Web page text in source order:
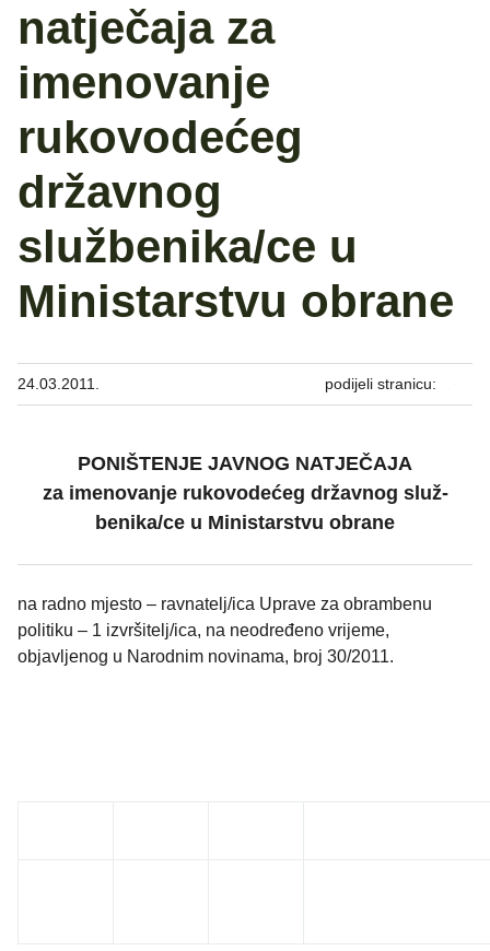
natječaja za
imenovanje
rukovodećeg
državnog
službenika/ce u
Ministarstvu obrane
24.03.2011. podijeli stranicu:
PONIŠTENJE JAVNOG NATJEČAJA
za imenovanje rukovodećeg državnog služ­
benika/ce u Ministarstvu obrane
na radno mjesto – ravnatelj/ica Uprave za obrambenu
politiku – 1 izvršitelj/ica, na neodređeno vrijeme,
objavljenog u Narodnim novinama, broj 30/2011.